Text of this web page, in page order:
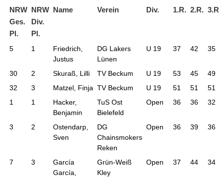
NRW
Ges.
Pl.
NRW
Div.
Pl.
Name Verein Div. 1.R. 2.R. 3.R
5 1
Friedrich,
Justus
DG Lakers
Lünen
U 19 37 42 35
30 2 Skuraß, Lilli TV Beckum U 19 53 45
49
32
3 Matzel, Finja TV Beckum U 19 51 51
51
1
1
Hacker,
Benjamin
TuS Ost
Bielefeld
Open 36 36 32
3 2
Ostendarp,
Sven
DG
Chainsmokers
Reken
Open 36 39 36
7 3
García
García,
Grün-Weiß
Kley
Open 37 44 34